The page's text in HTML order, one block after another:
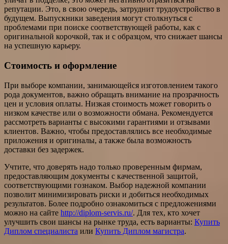
репутации. Это, в свою очередь, затруднит трудоустройство в
будущем. Выпускники заведения могут столкнуться с
проблемами при поиске соответствующей работы, как с
оригинальной корочкой, так и с образцом, что снижает шансы
на успешную карьеру.
Стоимость и оформление
При выборе компании, занимающейся изготовлением такого
рода документов, важно обращать внимание на прозрачность
цен и условия оплаты. Низкая стоимость может говорить о
низком качестве или о возможности обмана. Рекомендуется
рассмотреть варианты с высокими гарантиями и отзывами
клиентов. Важно, чтобы предоставлялись все необходимые
приложения и оригиналы, а также была возможность
доставки без задержек.
Учтите, что доверять надо только проверенным фирмам,
предоставляющим документы с качественной защитой,
соответствующими гознаком. Выбор надежной компании
позволит минимизировать риски и добиться необходимых
результатов. Более подробно ознакомиться с предложениями
можно на сайте http://diplom-servis.ru/. Для тех, кто хочет
улучшить свои шансы на рынке труда, есть варианты: Купить
Диплом специалиста или Купить Диплом магистра.